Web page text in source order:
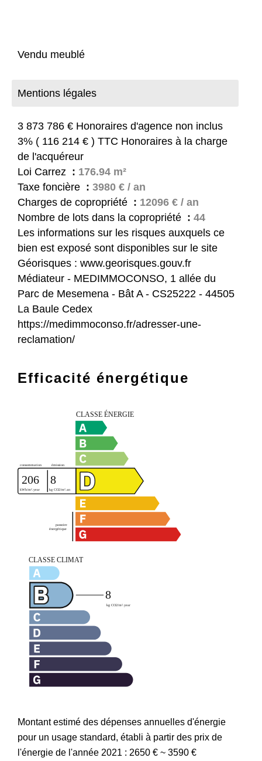
Vendu meublé
Mentions légales
3 873 786 € Honoraires d'agence non inclus
3% ( 116 214 € ) TTC Honoraires à la charge
de l'acquéreur
Loi Carrez
176.94 m²
Taxe foncière
3980 € / an
Charges de copropriété
12096 € / an
Nombre de lots dans la copropriété
44
Les informations sur les risques auxquels ce
bien est exposé sont disponibles sur le site
Géorisques : www.georisques.gouv.fr
Médiateur - MEDIMMOCONSO, 1 allée du
Parc de Mesemena - Bât A - CS25222 - 44505
La Baule Cedex
https://medimmoconso.fr/adresser-une-
reclamation/
Efficacité énergétique
Montant estimé des dépenses annuelles d'énergie
pour un usage standard, établi à partir des prix de
l'énergie de l'année 2021 : 2650 € ~ 3590 €